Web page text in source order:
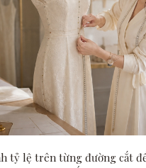
tỷ lệ trên từng đường cắt